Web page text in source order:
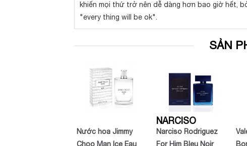
khiến mọi thứ trở nên dễ dàng hơn bao giờ hết,
"every thing will be ok".
SẢN
Nước hoa Jimmy
Choo Man Ice Eau
NARCISO
Narciso Rodriguez
For Him Bleu Noir